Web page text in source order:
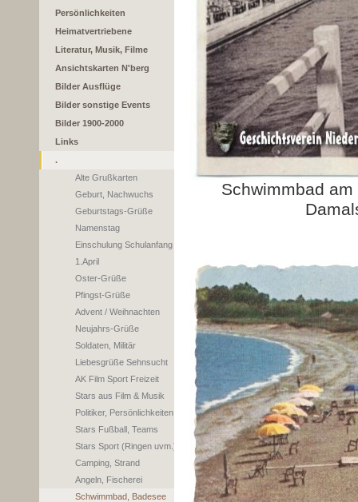
Persönlichkeiten
Heimatvertriebene
Literatur, Musik, Filme
Ansichtskarten N'berg
Bilder Ausflüge
Bilder sonstige Events
Bilder 1900-2000
Links
.
Alte Grußkarten
Geburt, Nachwuchs
Geburtstags-Grüße
Namenstag
Einschulung Schulanfang
1.April
Oster-Grüße
Pfingst-Grüße
Advent / Weihnachten
Neujahrs-Grüße
Soldaten, Militär
Liebesgrüße Sehnsucht
AK Film Sport Freizeit
Stars aus Film & Musik
Politiker, Persönlichkeiten
Stars Fußball, Teams
Stars Sport (Ringen uvm.)
Camping, Strand
Angeln, Fischerei
Schwimmbad, Badesee
Schwimmbad